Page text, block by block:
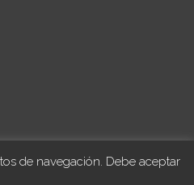
de navegación. Debe aceptar